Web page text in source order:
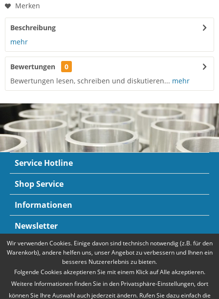
Merken
Beschreibung
mehr
Bewertungen
0
Bewertungen lesen, schreiben und diskutieren... mehr
Service Hotline
Shop Service
Informationen
Newsletter
Zahlungsarten Mehr Informationen
Wir verwenden Cookies. Einige davon sind technisch notwendig (z.B. für den
Warenkorb), andere helfen uns, unser Angebot zu verbessern und Ihnen ein
besseres Nutzererlebnis zu bieten.
Folgende Cookies akzeptieren Sie mit einem Klick auf Alle akzeptieren.
Weitere Informationen finden Sie in den Privatsphäre-Einstellungen, dort
können Sie Ihre Auswahl auch jederzeit ändern. Rufen Sie dazu einfach die